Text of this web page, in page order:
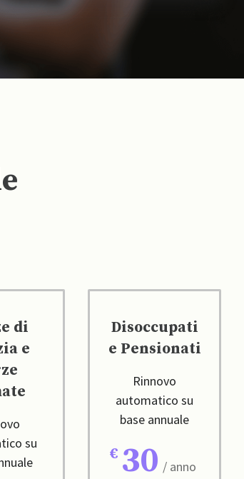
di
e
su
Disoccupati
e Pensionati
Rinnovo
automatico su
base annuale
30 / anno